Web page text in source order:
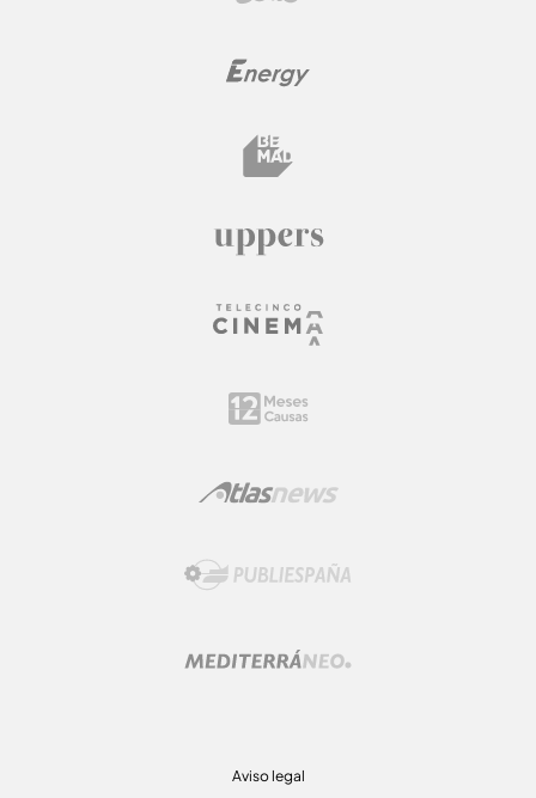
Aviso legal